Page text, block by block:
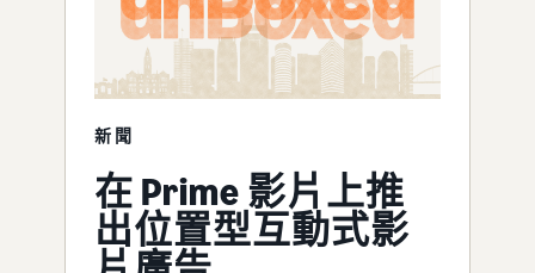
新聞
在 Prime 影片上推
出位置型互動式影